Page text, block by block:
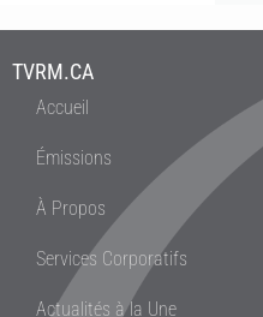
TVRM.CA
Accueil
Émissions
À Propos
Services Corporatifs
Actualités à la Une